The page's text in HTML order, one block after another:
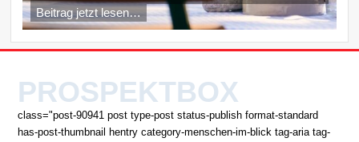
Beitrag jetzt lesen…
PROSPEKTBOX
class="post-90941 post type-post status-publish format-standard
has-post-thumbnail hentry category-menschen-im-blick tag-aria tag-